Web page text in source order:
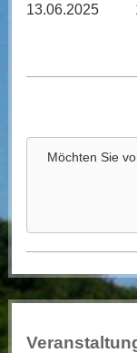
13.06.2025
Möchten Sie